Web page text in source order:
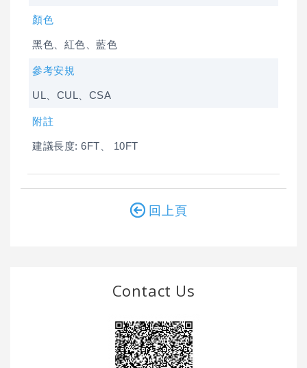
顏色
黑色、紅色、藍色
參考安規
UL、CUL、CSA
附註
建議長度: 6FT、 10FT
回上頁
Contact Us